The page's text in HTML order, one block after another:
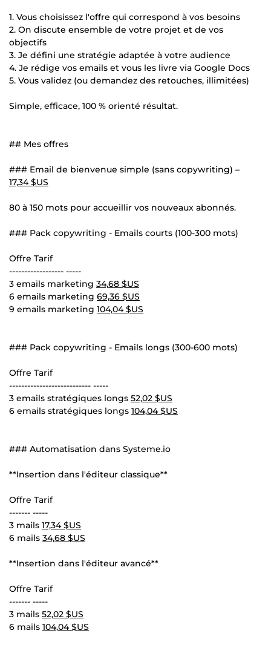
1. Vous choisissez l'offre qui correspond à vos besoins
2. On discute ensemble de votre projet et de vos
objectifs
3. Je défini une stratégie adaptée à votre audience
4. Je rédige vos emails et vous les livre via Google Docs
5. Vous validez (ou demandez des retouches, illimitées)
Simple, efficace, 100 % orienté résultat.
## Mes offres
### Email de bienvenue simple (sans copywriting) –
17,34 $US
80 à 150 mots pour accueillir vos nouveaux abonnés.
### Pack copywriting - Emails courts (100-300 mots)
Offre Tarif
------------------ -----
3 emails marketing 34,68 $US
6 emails marketing 69,36 $US
9 emails marketing 104,04 $US
### Pack copywriting - Emails longs (300-600 mots)
Offre Tarif
--------------------------- -----
3 emails stratégiques longs 52,02 $US
6 emails stratégiques longs 104,04 $US
### Automatisation dans Systeme.io
**Insertion dans l'éditeur classique**
Offre Tarif
------- -----
3 mails 17,34 $US
6 mails 34,68 $US
**Insertion dans l'éditeur avancé**
Offre Tarif
------- -----
3 mails 52,02 $US
6 mails 104,04 $US